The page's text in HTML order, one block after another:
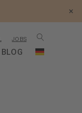
×
JOBS
BLOG